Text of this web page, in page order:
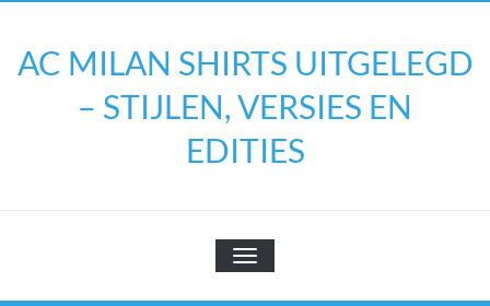
inhoud
AC MILAN SHIRTS UITGELEGD
– STIJLEN, VERSIES EN
EDITIES
TOGGLE NAVIGATIE